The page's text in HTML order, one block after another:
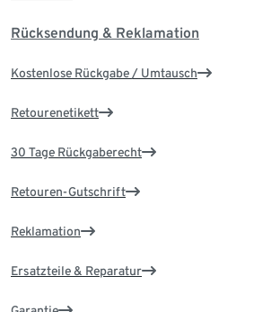
Rücksendung & Reklamation
Kostenlose Rückgabe / Umtausch
Retourenetikett
30 Tage Rückgaberecht
Retouren-Gutschrift
Reklamation
Ersatzteile & Reparatur